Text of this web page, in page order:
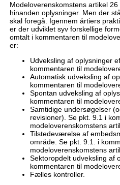
Modeloverenskomstens artikel
hinanden oplysninger. Men der
skal foregå. Igennem årtiers
er der udviklet syv forskellige
omtalt i kommentaren til
er:
Udveksling af oplysninger
kommentaren til
Automatisk udveksling af
kommentaren til
Spontan udveksling af
kommentaren til
Samtidige undersøgelser
revisioner). Se pkt. 9.1 i
modeloverenskomstens
Tilstedeværelse af
område. Se pkt. 9.1. i
modeloverenskomstens
Sektoropdelt udveksling af
kommentaren til
Fælles kontroller.